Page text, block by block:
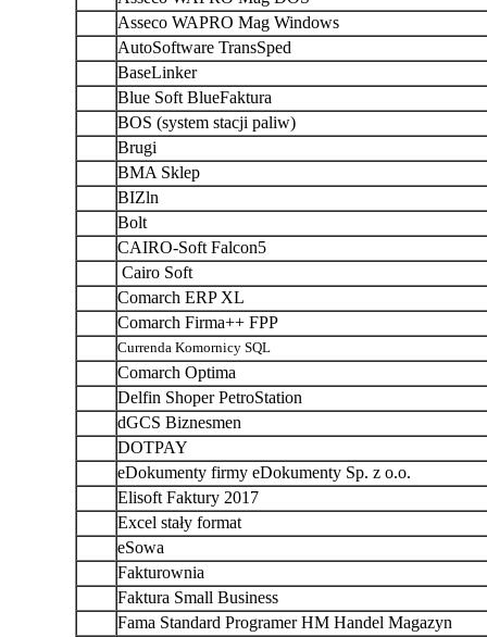
Asseco WAPRO Mag Windows
AutoSoftware TransSped
BaseLinker
Blue Soft BlueFaktura
BOS (system stacji paliw)
Brugi
BMA Sklep
BIZln
Bolt
CAIRO-Soft Falcon5
Cairo Soft
Comarch ERP XL
Comarch Firma++ FPP
Currenda Komornicy SQL
Comarch Optima
Delfin Shoper PetroStation
dGCS Biznesmen
DOTPAY
eDokumenty firmy eDokumenty Sp. z o.o.
Elisoft Faktury 2017
Excel stały format
eSowa
Fakturownia
Faktura Small Business
Fama Standard Programer HM Handel Magazyn